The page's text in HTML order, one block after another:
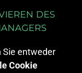
DES
Sie entweder
Cookie